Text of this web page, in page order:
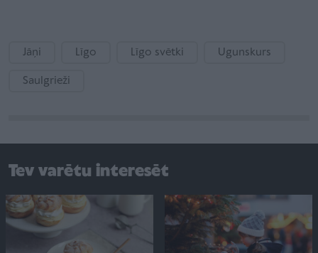
Jāņi Līgo Līgo svētki Ugunskurs
Saulgrieži
Tev varētu interesēt